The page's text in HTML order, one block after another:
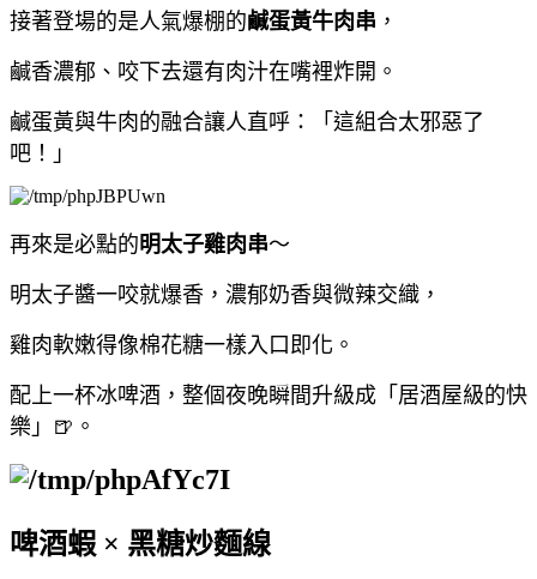
接著登場的是人氣爆棚的鹹蛋黃牛肉串 ，
鹹香濃郁、咬下去還有肉汁在嘴裡炸開。
鹹蛋黃與牛肉的融合讓人直呼：「這組合太邪惡了
吧！」
再來是必點的明太子雞肉串～
明太子醬一咬就爆香，濃郁奶香與微辣交織，
雞肉軟嫩得像棉花糖一樣入口即化。
配上一杯冰啤酒，整個夜晚瞬間升級成「居酒屋級的快
樂」🍺。
啤酒蝦 × 黑糖炒麵線